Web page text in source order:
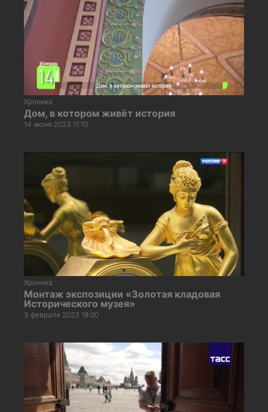
Хроника
Дом, в котором живёт история
14 июня 2023 11:10
Хроника
Монтаж экспозиции «Золотая кладовая
Исторического музея»
3 февраля 2023 18:00